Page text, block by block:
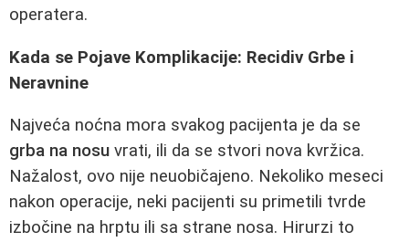
operatera.
Kada se Pojave Komplikacije: Recidiv Grbe i
Neravnine
Najveća noćna mora svakog pacijenta je da se
grba na nosu vrati, ili da se stvori nova kvržica.
Nažalost, ovo nije neuobičajeno. Nekoliko meseci
nakon operacije, neki pacijenti su primetili tvrde
izbočine na hrptu ili sa strane nosa. Hirurzi to